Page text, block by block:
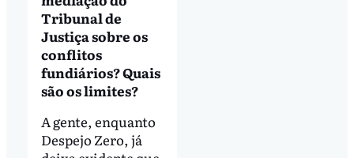
Tribunal de
Justiça sobre os
conflitos
fundiários? Quais
são os limites?
A gente, enquanto
Despejo Zero, já